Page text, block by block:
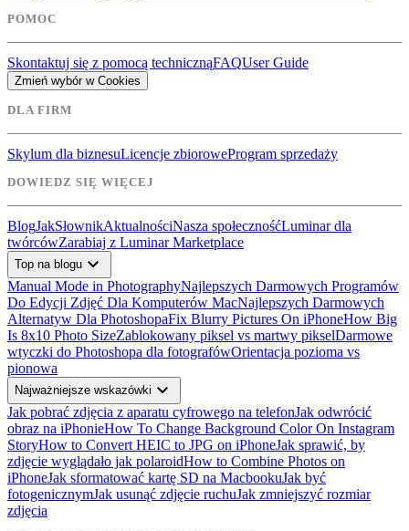
POMOC
Skontaktuj się z pomocą technicznąFAQUser Guide
Zmień wybór w Cookies
DLA FIRM
Skylum dla biznesuLicencje zbioroweProgram sprzedaży
DOWIEDZ SIĘ WIĘCEJ
BlogJakSłownikAktualnościNasza społecznośćLuminar dla
twórcówZarabiaj z Luminar Marketplace
Top na blogu expand_more
Manual Mode in PhotographyNajlepszych Darmowych Programów
Do Edycji Zdjęć Dla Komputerów MacNajlepszych Darmowych
Alternatyw Dla PhotoshopaFix Blurry Pictures On iPhoneHow Big
Is 8x10 Photo SizeZablokowany piksel vs martwy pikselDarmowe
wtyczki do Photoshopa dla fotografówOrientacja pozioma vs
pionowa
Najważniejsze wskazówki expand_more
Jak pobrać zdjęcia z aparatu cyfrowego na telefonJak odwrócić
obraz na iPhonieHow To Change Background Color On Instagram
StoryHow to Convert HEIC to JPG on iPhoneJak sprawić, by
zdjęcie wyglądało jak polaroidHow to Combine Photos on
iPhoneJak sformatować kartę SD na MacbookuJak być
fotogenicznymJak usunąć zdjęcie ruchuJak zmniejszyć rozmiar
zdjęcia